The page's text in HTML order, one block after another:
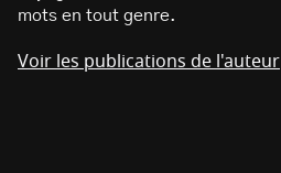
mots en tout genre.
Voir les publications de l'auteur